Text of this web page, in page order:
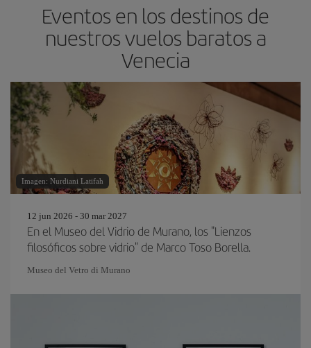
Eventos en los destinos de
nuestros vuelos baratos a
Venecia
Imagen: Nurdiani Latifah
12 jun 2026 - 30 mar 2027
En el Museo del Vidrio de Murano, los "Lienzos
filosóficos sobre vidrio" de Marco Toso Borella.
Museo del Vetro di Murano